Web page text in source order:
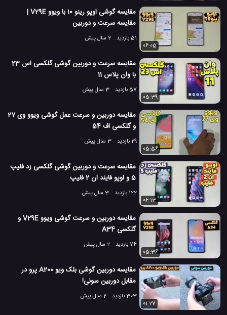
#
Galaxy A10
# گلکسی A10
# گلکسی M10 # گلکسی M10 سامسونگ
مقایسه تلفن های همراه مقایسه دوربین موبایل
# مقایسه گلکسی M10 و گلکسی A10 # مقایسه گوشی همراه
# مقایسه موبایل
13.8 هزار بازدید
7 سال پیش
مقایسه گوشی اوپو رینو 10 با ویوو V29E |
مقایسه سرعت و دوربین
51 بازدید
2 سال پیش
06:05
مقایسه سرعت و دوربین گوشی گلکسی اس 23
با وان پلاس 11
57 بازدید
3 سال پیش
05:39
مقایسه دوربین و سرعت عمل گوشی ویوو وی 27
و گلکسی اف 54
29 بازدید
3 سال پیش
05:56
مقایسه سرعت و دوربین گوشی گلکسی زد فلیپ
5 و اوپو فایند ان 2 فلیپ
122 بازدید
3 سال پیش
06:13
مقایسه دوربین و سرعت گوشی ویوو V29E و
گلکسی A34
74 بازدید
2 سال پیش
05:36
مقایسه دوربین گوشی بلک ویو A200 پرو در
مقابل دوربین سونی!
303 بازدید
2 سال پیش
01:27